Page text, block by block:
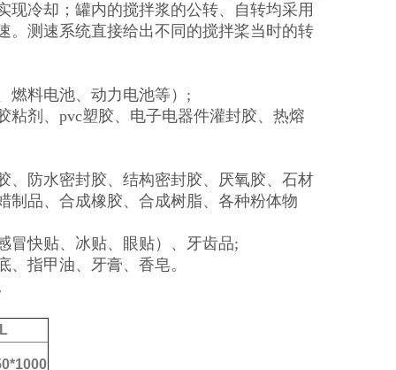
冷却；罐内的搅拌浆的公转、自转均采用
。测速系统直接给出不同的搅拌桨当时的转
燃料电池、动力电池等）;
剂、pvc塑胶、电子电器件灌封胶、热熔
、防水密封胶、结构密封胶、厌氧胶、石材
制品、合成橡胶、合成树脂、各种粉体物
冒快贴、冰贴、眼贴）、牙齿品;
指甲油、牙膏、香皂。